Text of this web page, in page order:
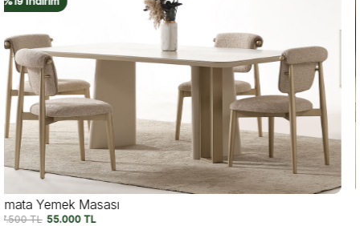
Averon Seramikli Yemek Masası
69.750TL 57.500TL